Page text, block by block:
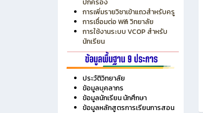
การใช้งานระบบ MyRms สำหรับผู้
ปกครอง
การเพิ่มรายวิชาเข้าแถวสำหรับครู
การเชื่อมต่อ Wifi วิทยาลัย
การใช้งานระบบ VCOP สำหรับ
นักเรียน